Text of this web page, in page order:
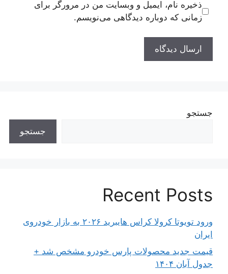
ذخیره نام، ایمیل و وبسایت من در مرورگر برای
زمانی که دوباره دیدگاهی می‌نویسم.
جستجو
جستجو
Recent Posts
ورود تویوتا کرولا کراس هایبرید ۲۰۲۶ به بازار خودروی
ایران
قیمت جدید محصولات پارس خودرو مشخص شد +
جدول آبان ۱۴۰۴